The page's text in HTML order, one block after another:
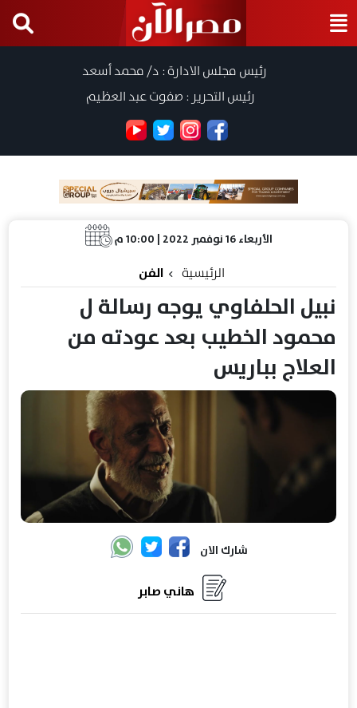
رئيس مجلس الادارة : د/ محمد أسعد
رئيس التحرير : صفوت عبد العظيم
الأربعاء 16 نوفمبر 2022 | 10:00 م
الرئيسية الفن
نبيل الحلفاوي يوجه رسالة ل
محمود الخطيب بعد عودته من
العلاج بباريس
شارك الان
هاني صابر